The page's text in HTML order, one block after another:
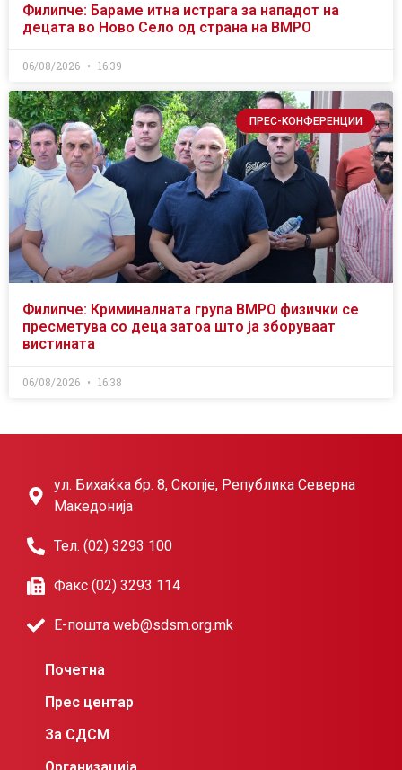
Филипче: Бараме итна истрага за нападот на
децата во Ново Село од страна на ВМРО
06/08/2026 16:39
ПРЕС-КОНФЕРЕНЦИИ
Филипче: Криминалната група ВМРО физички се
пресметува со деца затоа што ја зборуваат
вистината
06/08/2026 16:38
ул. Бихаќка бр. 8, Скопје, Република Северна
Македонија
Тел. (02) 3293 100
Факс (02) 3293 114
Е-пошта web@sdsm.org.mk
Почетна
Прес центар
За СДСМ